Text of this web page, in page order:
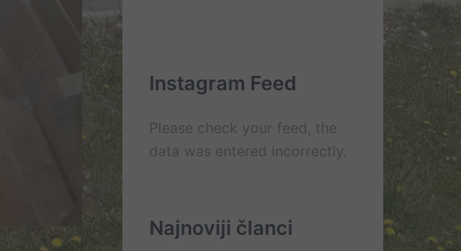
Instagram Feed
Please check your feed, the
data was entered incorrectly.
Najnoviji članci